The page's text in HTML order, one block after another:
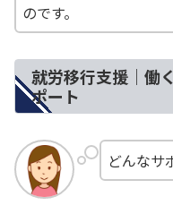
のです。
就労移行支援｜働
ポート
どんなサ